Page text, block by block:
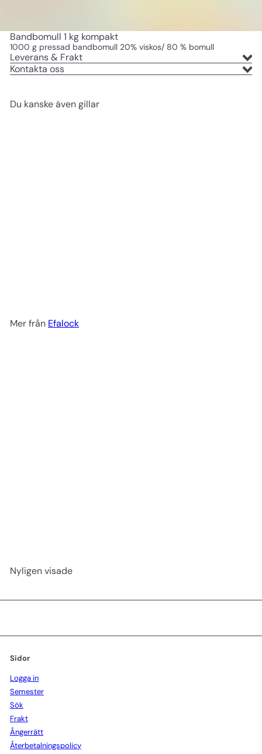
Bandbomull 1 kg kompakt
1000 g pressad bandbomull 20% viskos/ 80 % bomull
Leverans & Frakt
Kontakta oss
Du kanske även gillar
Mer från Efalock
Nyligen visade
Sidor
Logga in
Semester
Sök
Frakt
Ångerrätt
Återbetalningspolicy